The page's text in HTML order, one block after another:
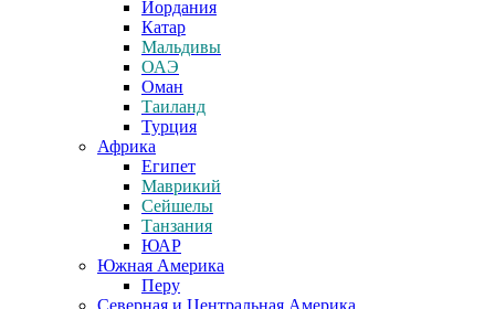
Иордания
Катар
Мальдивы
ОАЭ
Оман
Таиланд
Турция
Африка
Египет
Маврикий
Сейшелы
Танзания
ЮАР
Южная Америка
Перу
Северная и Центральная Америка